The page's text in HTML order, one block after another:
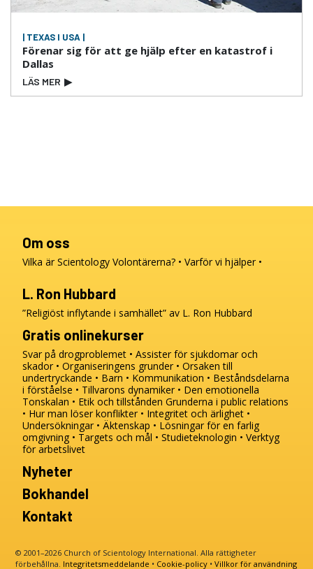
| TEXAS I USA |
Förenar sig för att ge hjälp efter en katastrof i
Dallas
LÄS MER ▶
Om oss
Vilka är Scientology Volontärerna? Varför vi hjälper
L. Ron Hubbard
”Religiöst inflytande i samhället” av L. Ron Hubbard
Gratis onlinekurser
Svar på drogproblemet
Assister för sjukdomar och
skador
Organiseringens grunder
Orsaken till
undertryckande
Barn Kommunikation
Beståndsdelarna
i förståelse
Tillvarons dynamiker
Den emotionella
Tonskalan
Etik och tillstånden Grunderna i public relations
Hur man löser konflikter
Integritet och ärlighet
Undersökningar
Äktenskap
Lösningar för en farlig
omgivning
Targets och mål Studieteknologin
Verktyg
för arbetslivet
Nyheter
Bokhandel
Kontakt
© 2001–2026 Church of Scientology International. Alla rättigheter
förbehållna. Integritetsmeddelande • Cookie-policy •Villkor för användning